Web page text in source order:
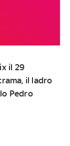
il 29
il ladro
Pedro